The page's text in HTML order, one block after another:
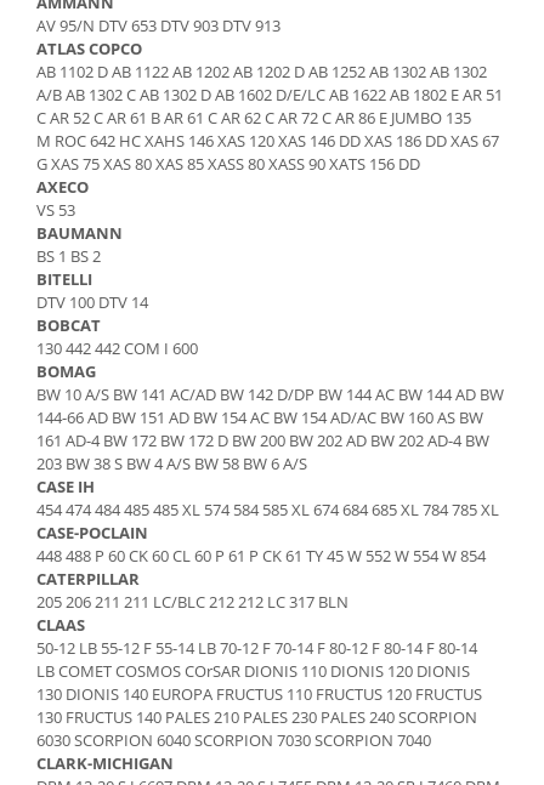
Cabluri si mufe
Mufe si pini
Piese contact
Contactor 12V
Contactoare 24V
Contactoare 48V
Motoare electrice
Placa electronica
Contact general - Ciuperca
Pedala
Sigurante
Becuri indicatoare
Limitatori
Potentiometre
Senzori de unghi
Bobina solenoid
Bobina 24V
Senzor presiune ulei
Senzori temperatura ulei
Senzori suprasarcina
Senzori proximitate
Senzori de viteza
Senzori stabilizare
Senzori de viraj
Senzori de inclinatie
Piese Schaeff
Piese Putzmeister
Piese Mitsubishi
Piese Matbro
Piese Lindner
Piese Kramer
Piese Kaiser
Piese Jacobsen
Piese Ingersoll Rand
Piese Hanomag
Piese Hamm
Piese Goldoni
Piese Furukawa
Piese Ford
Piese Ferrari
Piese Faun
Piese Dynapack
Piese Compair
Piese Cesab
Piese Case Construction
Piese Case Poclain
AV 95/N DTV 653 DTV 903 DTV 913
ATLAS COPCO
AB 1102 D AB 1122 AB 1202 AB 1202 D AB 1252 AB 1302 AB 1302
A/B AB 1302 C AB 1302 D AB 1602 D/E/LC AB 1622 AB 1802 E AR 51
C AR 52 C AR 61 B AR 61 C AR 62 C AR 72 C AR 86 E JUMBO 135
M ROC 642 HC XAHS 146 XAS 120 XAS 146 DD XAS 186 DD XAS 67
G XAS 75 XAS 80 XAS 85 XASS 80 XASS 90 XATS 156 DD
AXECO
VS 53
BAUMANN
BS 1 BS 2
BITELLI
DTV 100 DTV 14
BOBCAT
130 442 442 COM I 600
BOMAG
BW 10 A/S BW 141 AC/AD BW 142 D/DP BW 144 AC BW 144 AD BW
144-66 AD BW 151 AD BW 154 AC BW 154 AD/AC BW 160 AS BW
161 AD-4 BW 172 BW 172 D BW 200 BW 202 AD BW 202 AD-4 BW
203 BW 38 S BW 4 A/S BW 58 BW 6 A/S
CASE IH
454 474 484 485 485 XL 574 584 585 XL 674 684 685 XL 784 785 XL
CASE-POCLAIN
448 488 P 60 CK 60 CL 60 P 61 P CK 61 TY 45 W 552 W 554 W 854
CATERPILLAR
205 206 211 211 LC/BLC 212 212 LC 317 BLN
CLAAS
50-12 LB 55-12 F 55-14 LB 70-12 F 70-14 F 80-12 F 80-14 F 80-14
LB COMET COSMOS COrSAR DIONIS 110 DIONIS 120 DIONIS
130 DIONIS 140 EUROPA FRUCTUS 110 FRUCTUS 120 FRUCTUS
130 FRUCTUS 140 PALES 210 PALES 230 PALES 240 SCORPION
6030 SCORPION 6040 SCORPION 7030 SCORPION 7040
CLARK-MICHIGAN